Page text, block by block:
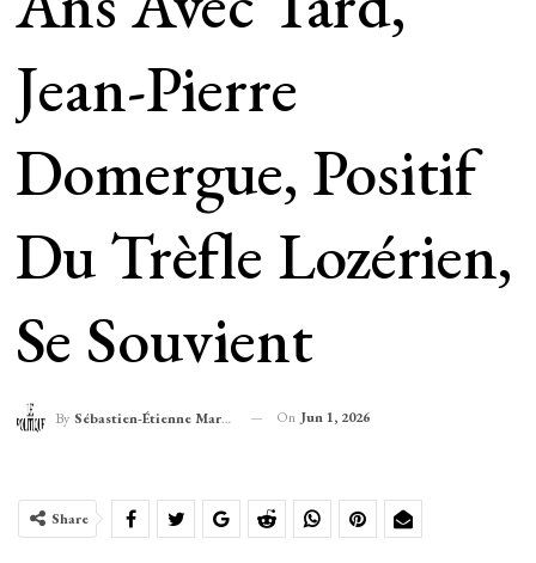
Jean-Pierre
Domergue, Positif
Du Trèfle Lozérien,
Se Souvient
By Sébastien-Étienne Marechal On Jun 1, 2026
Share